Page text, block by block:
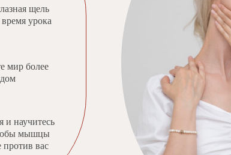
щель
урока
мир более
и научитесь
мышцы
против вас